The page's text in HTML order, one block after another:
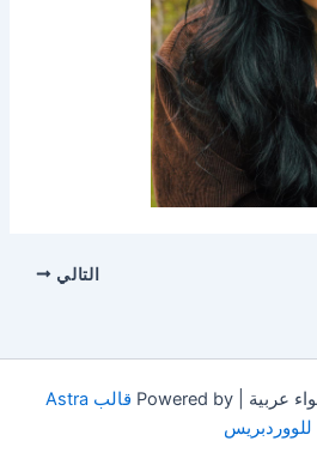
التالي
قالب Astra
للووردبريس